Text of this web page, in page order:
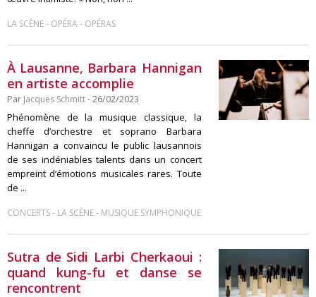
LA SCÈNE- OPÉRA- OPÉRAS
À Lausanne, Barbara Hannigan
en artiste accomplie
Par Jacques Schmitt- 26/02/2023
Phénomène de la musique classique, la
cheffe d’orchestre et soprano Barbara
Hannigan a convaincu le public lausannois
de ses indéniables talents dans un concert
empreint d’émotions musicales rares. Toute
de ...
CONCERTS- LA SCÈNE- MUSIQUE SYMPHONIQUE
Sutra de Sidi Larbi Cherkaoui :
quand kung-fu et danse se
rencontrent